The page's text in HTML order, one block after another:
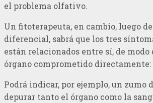
el problema olfativo.
Un fitoterapeuta, en cambio, luego
diferencial, sabrá que los tres
están relacionados entre sí, de
órgano comprometido directamente:
Podrá indicar, por ejemplo, un zumo
depurar tanto el órgano como la